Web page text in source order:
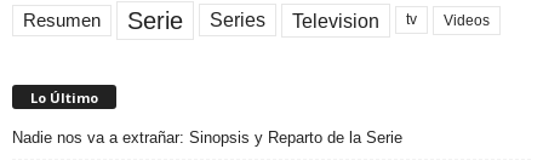
Resumen Serie Series Television tv Videos
Lo Último
Nadie nos va a extrañar: Sinopsis y Reparto de la Serie